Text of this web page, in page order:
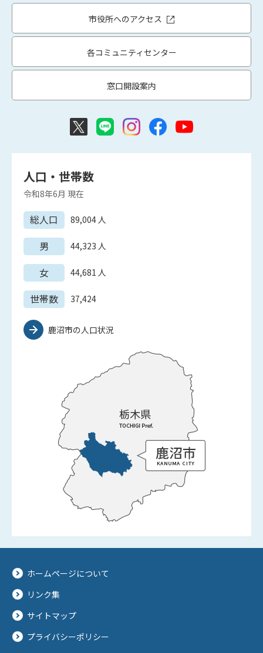
市役所へのアクセス
各コミュニティセンター
窓口開設案内
人口・世帯数
令和8年6月 現在
総人口 89,004人
男 44,323 人
女 44,681 人
世帯数 37,424
鹿沼市の人口状況
ホームページについて
リンク集
サイトマップ
プライバシーポリシー